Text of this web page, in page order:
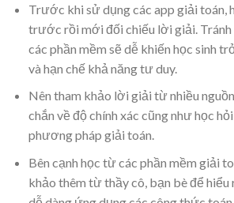
Trước khi sử dụng các app giải toán,
trước rồi mới đối chiếu lời giải. Tránh
các phần mềm sẽ dễ khiến học sinh
và hạn chế khả năng tư duy.
Nên tham khảo lời giải từ nhiều
chắn về độ chính xác cũng như học
phương pháp giải toán.
Bên cạnh học từ các phần mềm giải
khảo thêm từ thầy cô, bạn bè để hiểu